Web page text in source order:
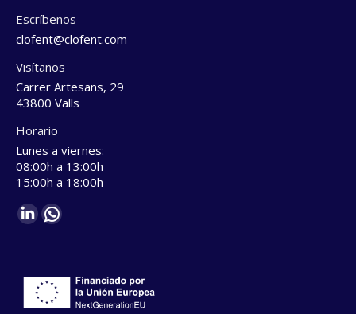
Escríbenos
clofent@clofent.com
Visítanos
Carrer Artesans, 29
43800 Valls
Horario
Lunes a viernes:
08:00h a 13:00h
15:00h a 18:00h
Find us on:
Linkedin
new
Whatsapp
in
new